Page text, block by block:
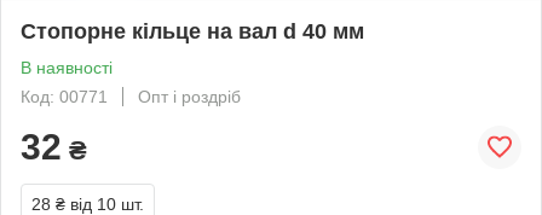
Стопорне кільце на вал d 40 мм
В наявності
Код: 00771
Опт і роздріб
32 ₴
28 ₴ від 10 шт.